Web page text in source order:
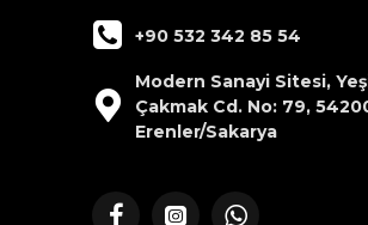
+90 532 342 85 54
Modern Sanayi Sitesi,
Çakmak Cd. No: 79,
Erenler/Sakarya